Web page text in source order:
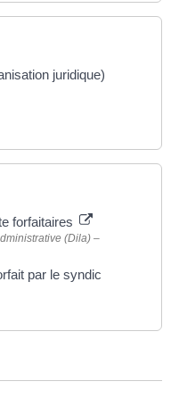
juridique)
forfaitaires
(Dila) –
par le syndic